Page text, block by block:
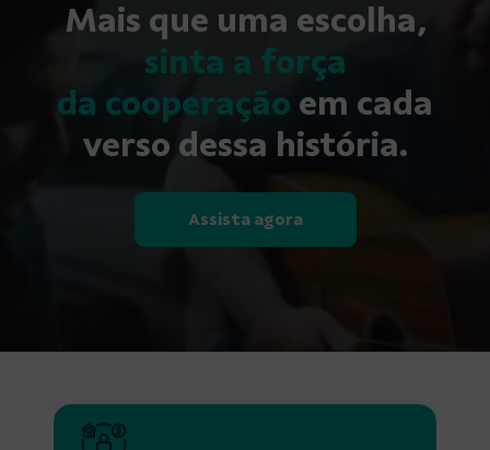
Mais que uma escolha,
sinta a força
da cooperação em cada
verso dessa história.
Assista agora